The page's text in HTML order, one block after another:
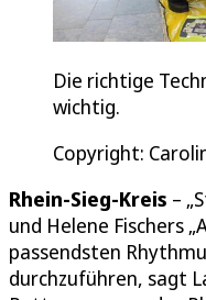
Die richtige
wichtig.
Copyright:
Rhein-Sieg-Kreis –
und Helene Fischers
passendsten
durchzuführen, sagt